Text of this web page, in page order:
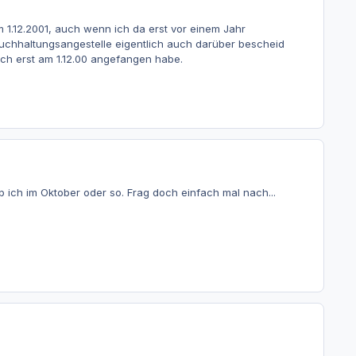
auch wenn ich da erst vor einem Jahr
eigentlich auch darüber bescheid
erst am 1.12.00 angefangen habe.
im Oktober oder so. Frag doch einfach mal nach...